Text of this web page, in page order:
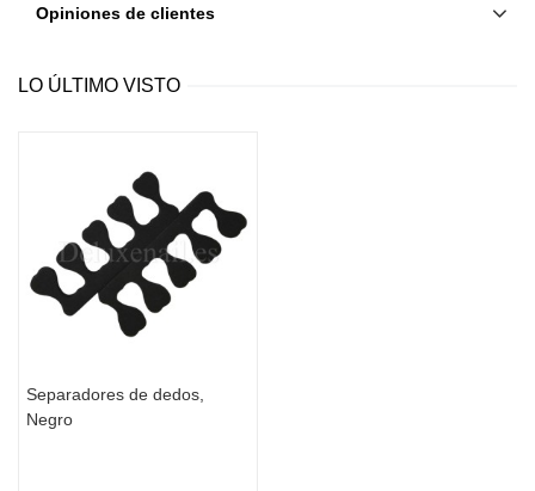
Opiniones de clientes
LO ÚLTIMO VISTO
Separadores de dedos,
Negro